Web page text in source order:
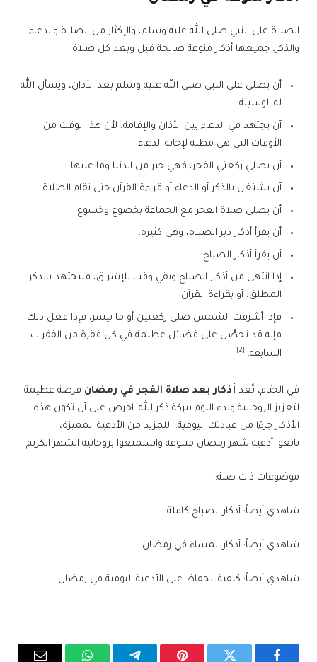
الصلاة على النبي صلى الله عليه وسلم، والإكثار من الصلاة والدعاء
والذكر، جميعها أذكار منوعة صالحة قبل وبعد كل صلاة.
أن يصلي على النبي صلى الله عليه وسلم بعد الأذان، ويسأل الله
له الوسيلة.
أن يجتهد في الدعاء بين الأذان والإقامة، لأن هذا الوقت من
الأوقات التي هي مظنة لإجابة الدعاء.
أن يصلي ركعتي الفجر، فهي خير من الدنيا وما عليها.
أن يشتغل بالذكر أو الدعاء أو قراءة القرآن حتى تقام الصلاة.
أن يصلي صلاة الفجر مع الجماعة بخضوع وخشوع.
أن يقرأ أذكار دبر الصلاة، وهي كثيرة.
أن يقرأ أذكار الصباح.
إذا انتهى من أذكار الصباح وبقي وقت للإشراق، فليجتهد بالذكر
المطلق، أو بقراءة القرآن.
فإذا أشرقت الشمس صلى ركعتين أو ما تيسر، فإذا فعل ذلك
فإنه قد تحصَّل على فضائل عظيمة في كل فقرة من الفقرات
السابقة.
في الختام، تُعد أذكار بعد صلاة الفجر في رمضان فرصة عظيمة
لتعزيز الروحانية وبدء اليوم ببركة ذكر الله. احرص على أن تكون هذه
الأذكار جزءًا من عبادتك اليومية. للمزيد من الأدعية المميزة،
تابعوا أدعية شهر رمضان متنوعة واستمتعوا بروحانية الشهر الكريم.
موضوعات ذات صلة:
شاهدي أيضاً: أذكار الصباح كاملة
شاهدي أيضاً: أذكار المساء في رمضان
شاهدي أيضاً: كيفية الحفاظ على الأدعية اليومية في رمضان